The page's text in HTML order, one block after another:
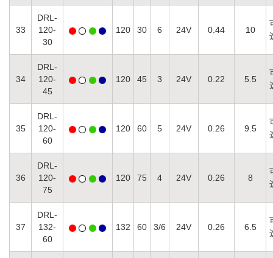
33
DRL-
120-
30
120 30 6 24V 0.44 10
34
DRL-
120-
45
120 45 3 24V 0.22 5.5
35
DRL-
120-
60
120 60 5 24V 0.26 9.5
36
DRL-
120-
75
120 75 4 24V 0.26 8
37
DRL-
132-
60
132 60 3/6 24V 0.26 6.5